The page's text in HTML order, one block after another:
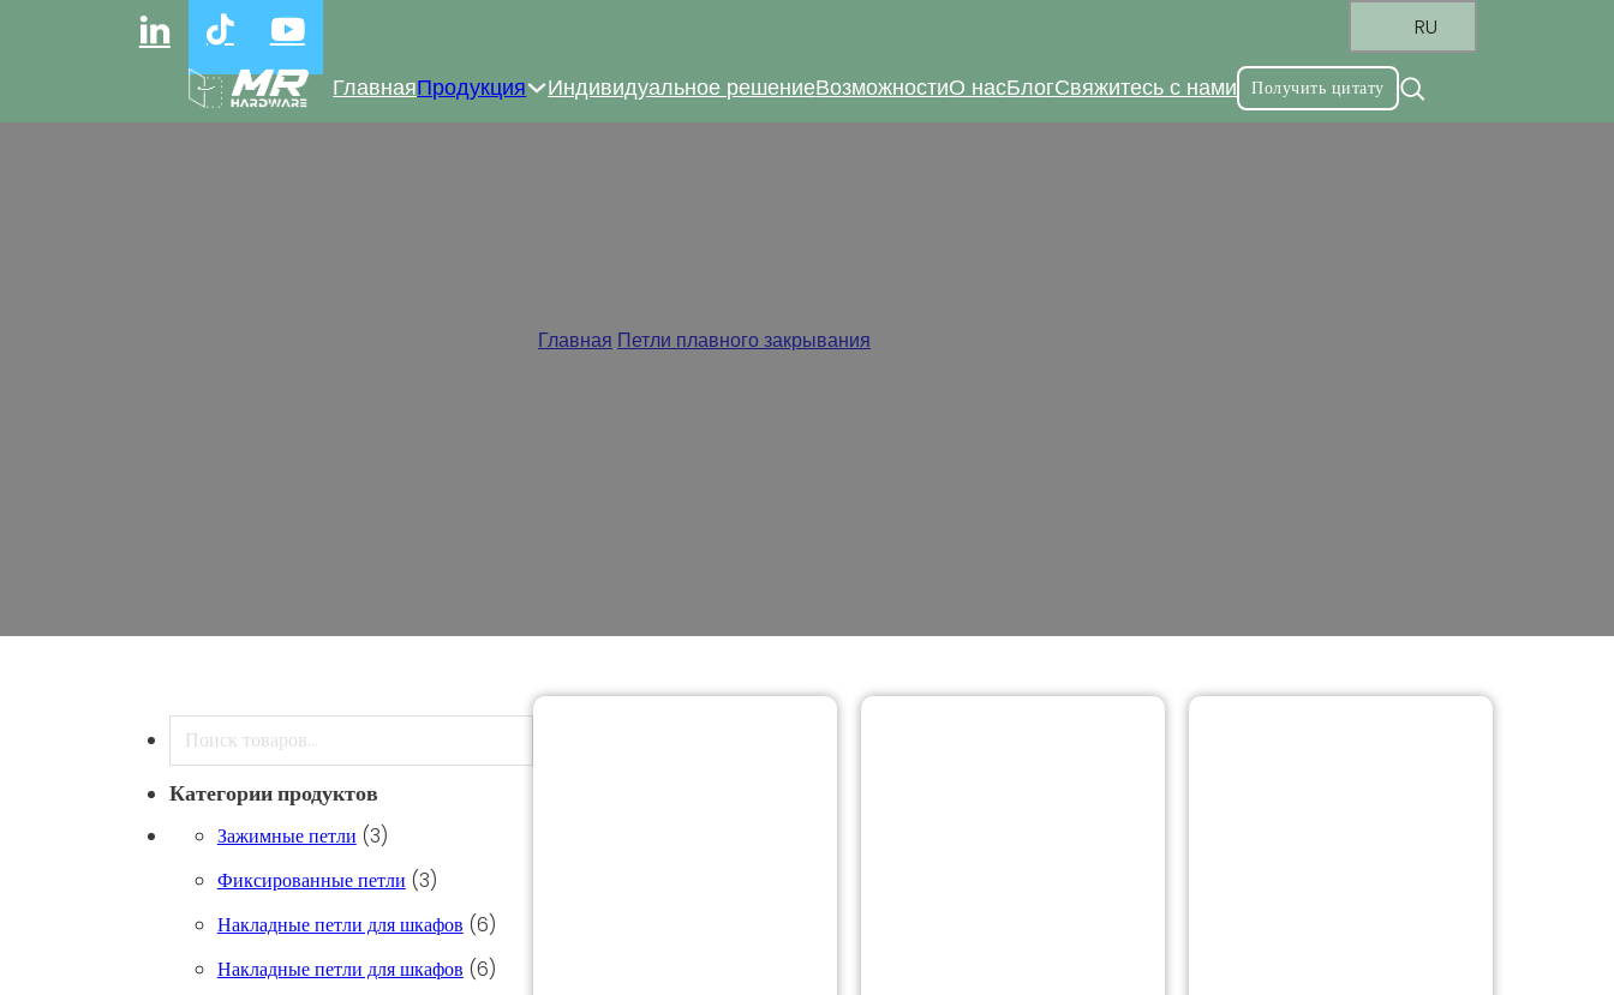
RU
ГлавнаяПродукция Индивидуальное решениеВозможностиО насБлогСвяжитесь с нами Получить цитату
Главная Петли плавного закрывания
Поиск
Категории продуктов
Зажимные петли 33 товара
Фиксированные петли 33 товара
Накладные петли для шкафов 66 товаров
Накладные петли для шкафов 66 товаров